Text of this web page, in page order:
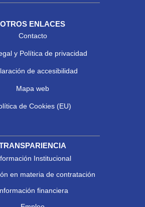
OTROS ENLACES
Contacto
y Política de privacidad
de accesibilidad
Mapa web
de Cookies (EU)
Institucional
en materia de contratación
financiera